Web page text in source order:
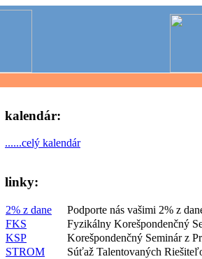
kalendár:
......celý kalendár
linky:
2% z dane
Podporte nás vašimi 2% z
FKS
Fyzikálny Korešpondenčný
KSP
Korešpondenčný Seminár z
STROM
Súťaž Talentovaných